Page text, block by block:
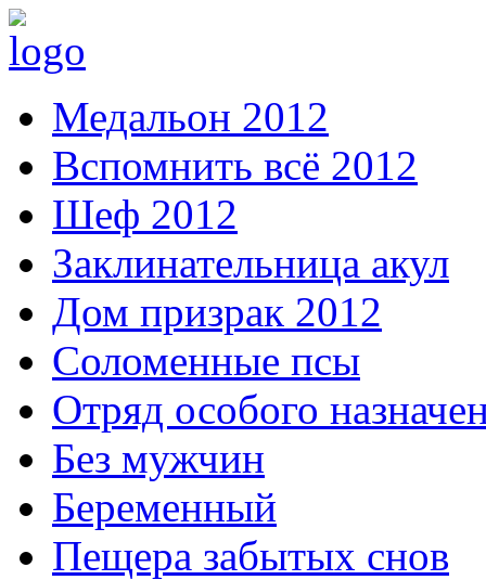
Медальон 2012
Вспомнить всё 2012
Шеф 2012
Заклинательница акул
Дом призрак 2012
Соломенные псы
Отряд особого
Без мужчин
Беременный
Пещера забытых снов